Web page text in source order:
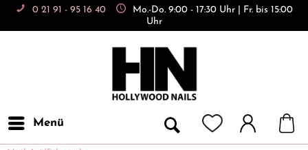
0 21 91 - 95 16 40
Mo.-Do. 9:00 - 17:30 Uhr | Fr. bis 15:00
Uhr
Menü